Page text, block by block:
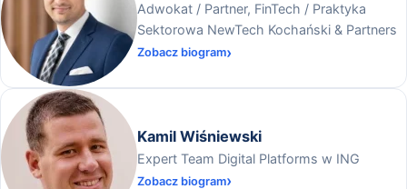
Adwokat / Partner, FinTech / Praktyka
Sektorowa NewTech Kochański & Partners
Zobacz biogram
Kamil Wiśniewski
Expert Team Digital Platforms w ING
Zobacz biogram